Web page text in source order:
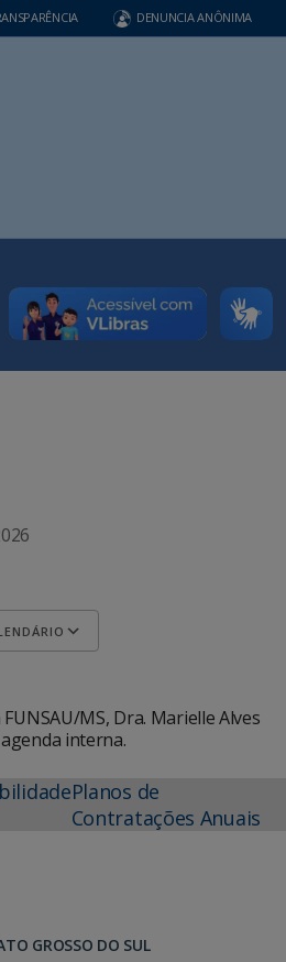
DENUNCIA ANÔNIMA
MS, Dra. Marielle Alves
interna.
Planos de
Contratações Anuais
GROSSO DO SUL